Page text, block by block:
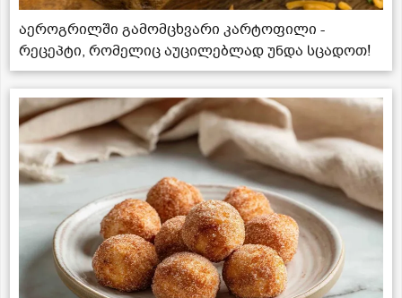
აეროგრილში გამომცხვარი კარტოფილი -
რეცეპტი, რომელიც აუცილებლად უნდა სცადოთ!